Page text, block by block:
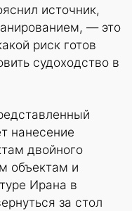
источник,
— это
риск готов
судоходство в
нанесение
двойного
объектам и
Ирана в
за стол